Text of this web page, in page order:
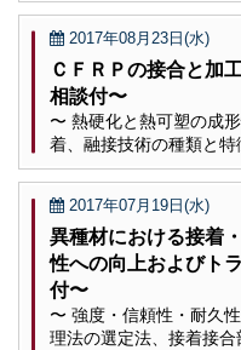
2017年08月23日(水)
ＣＦＲＰの接合と加
相談付〜
〜 熱硬化と熱可塑の成
着、融接技術の種類と
2017年07月19日(水)
異種材における接着
性への向上およびト
付〜
〜 強度・信頼性・耐久
理法の選定法、接着接